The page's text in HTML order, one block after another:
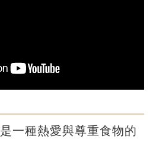
是一種熱愛與尊重食物的